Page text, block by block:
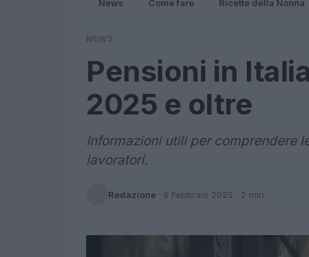
News Come fare Ricette della Nonna
NEWS
Pensioni in
2025 e oltre
Informazioni utili per comprendere
lavoratori.
Redazione · 6 Febbraio 2025 · 2 min